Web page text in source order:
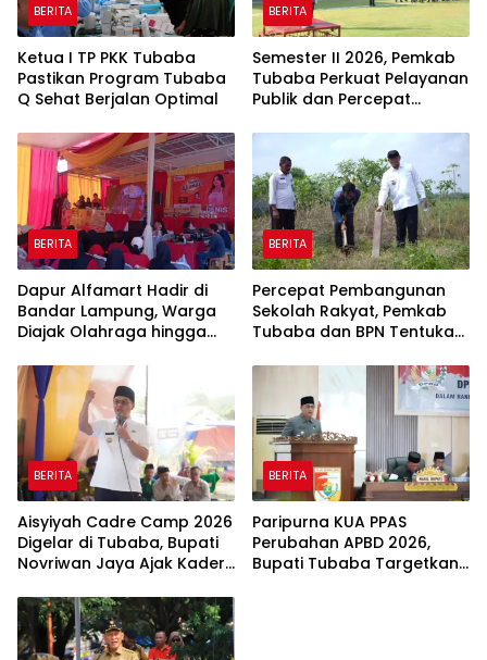
BERITA
Ketua I TP PKK Tubaba
Pastikan Program Tubaba
Q Sehat Berjalan Optimal
BERITA
Semester II 2026, Pemkab
Tubaba Perkuat Pelayanan
Publik dan Percepat
BERITA
Dapur Alfamart Hadir di
Bandar Lampung, Warga
Diajak Olahraga hingga
BERITA
Percepat Pembangunan
Sekolah Rakyat, Pemkab
Tubaba dan BPN Tentukan
BERITA
Aisyiyah Cadre Camp 2026
Digelar di Tubaba, Bupati
Novriwan Jaya Ajak Kader
Pembangunan
BERITA
Paripurna KUA PPAS
Perubahan APBD 2026,
Bupati Tubaba Targetkan